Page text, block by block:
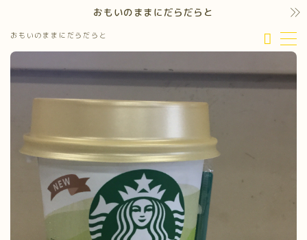
おもいのままにだらだらと
おもいのままにだらだらと
MENU